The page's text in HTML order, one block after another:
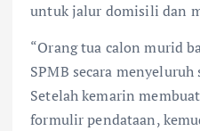
untuk jalur domisili dan
“Orang tua calon murid
SPMB secara
Setelah kemarin
formulir pendataan,